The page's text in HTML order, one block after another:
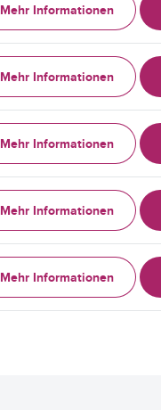
Mehr Informationen
Mehr Informationen
Mehr Informationen
Mehr Informationen
Mehr Informationen